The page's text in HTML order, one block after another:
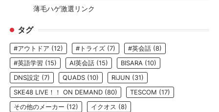
薄毛ハゲ激選リンク
タグ
#アウトドア (12) #トライズ (7) #英会話 (8)
#英語学習 (15) AI英会話 (15) BISARA (10)
DNS設定 (7) QUADS (10) RiJUN (31)
SKE48 LIVE！！ ON DEMAND (80) TESCOM (17)
その他のメーカー (12) イクオス (8)